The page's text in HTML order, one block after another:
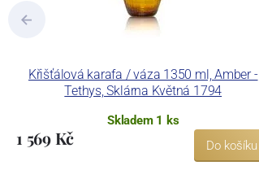
Křišťálová karafa / váza 1350 ml, Amber -
Tethys, Sklárna Květná 1794
Skladem 1 ks
1 569 Kč Do košíku